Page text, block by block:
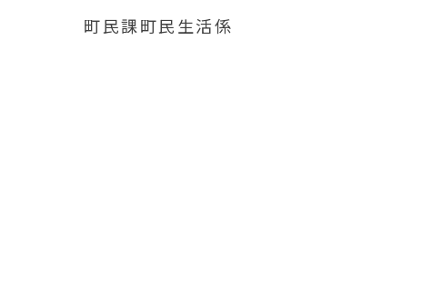
町民課町民生活係